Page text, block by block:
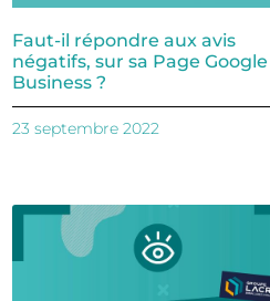
Faut-il répondre aux avis
négatifs, sur sa Page
Business ?
23 septembre 2022